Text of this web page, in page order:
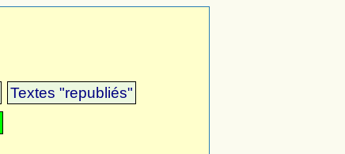
Textes "republiés"